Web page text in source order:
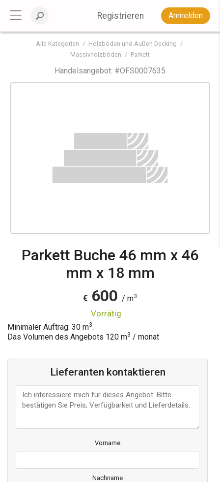
Registrieren Anmelden
Alle Kategorien
Holzböden und Außen Decking
Massivholzböden
Parkett
Handelsangebot: #OFS0007635
Parkett Buche 46 mm x 46
mm x 18 mm
€ 600 / m3
vorrätig
Minimaler Auftrag: 30 m3.
Das Volumen des Angebots 120 m3 / monat
Lieferanten kontaktieren
Vorname
Nachname